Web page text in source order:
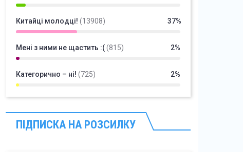
Китайці молодці! (13908) 37%
Мені з ними не щастить :((815) 2%
Категорично – ні! (725) 2%
ПІДПИСКА НА РОЗСИЛКУ